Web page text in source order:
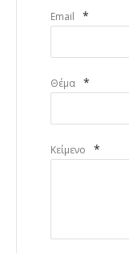
Email *
Θέμα *
Κείμενο *